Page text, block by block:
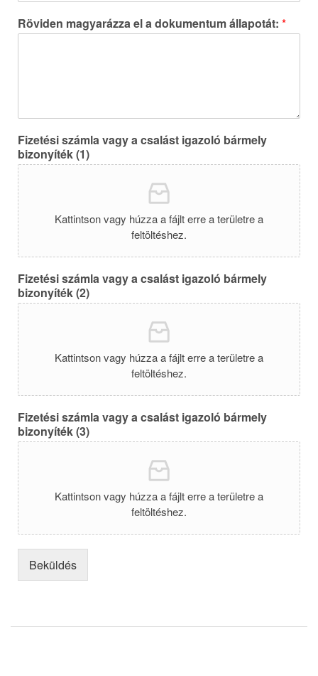
Röviden magyarázza el a dokumentum állapotát: *
Fizetési számla vagy a csalást igazoló bármely
bizonyíték (1)
Kattintson vagy húzza a fájlt erre a területre a
feltöltéshez.
Fizetési számla vagy a csalást igazoló bármely
bizonyíték (2)
Kattintson vagy húzza a fájlt erre a területre a
feltöltéshez.
Fizetési számla vagy a csalást igazoló bármely
bizonyíték (3)
Kattintson vagy húzza a fájlt erre a területre a
feltöltéshez.
Beküldés